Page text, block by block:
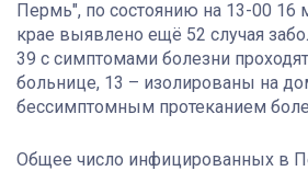
Пермь", по состоянию на 13-00 16
крае выявлено ещё 52 случая
39 с симптомами болезни
больнице, 13 – изолированы на
бессимптомным протеканием
Общее число инфицированных в